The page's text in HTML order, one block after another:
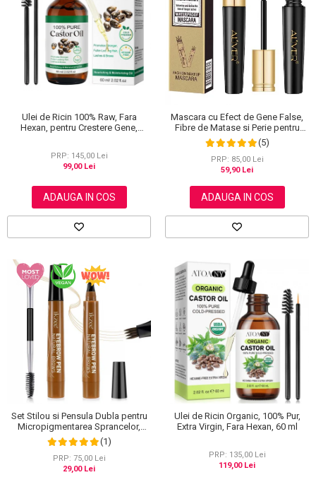
Scrub / Balsam de buze
Netestate pe Animale
Ulei de Ricin 100% Raw, Fara
Hexan, pentru Crestere Gene,
PRP: 145,00 Lei
99,00 Lei
ADAUGA IN COS
Mascara cu Efect de Gene False,
Fibre de Matase si Perie pentru
Curbare, Aliver 4D Extra Volume,
Waterproof, Negru,10 g
(5)
PRP: 85,00 Lei
59,90 Lei
ADAUGA IN COS
Set Stilou si Pensula Dubla pentru
Micropigmentarea Sprancelor,
Efect Natural de Microblading,
Aspect de Sprancene Pline
(1)
PRP: 75,00 Lei
29,00 Lei
Ulei de Ricin Organic, 100% Pur,
Extra Virgin, Fara Hexan, 60 ml
PRP: 135,00 Lei
119,00 Lei